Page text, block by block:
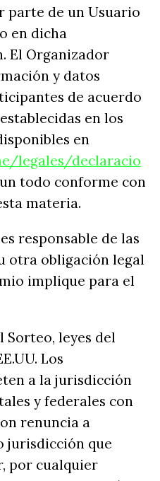
parte de un Usuario
en dicha
El Organizador
y datos
de acuerdo
en los
en
legales/declaracio
todo conforme con
materia.
responsable de las
otra obligación legal
implique para el
Sorteo, leyes del
Los
a la jurisdicción
y federales con
renuncia a
jurisdicción que
por cualquier